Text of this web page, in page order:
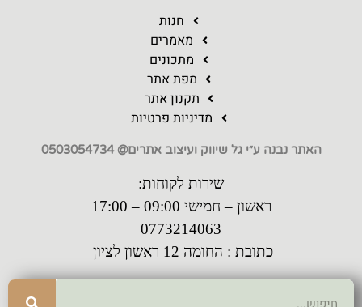
חנות
מאמרים
מתכונים
מפת אתר
תקנון אתר
מדיניות פרטיות
האתר נבנה ע״י גל שיווק ועיצוב אתרים@ 0503054734
שירות לקוחות:
ראשון – חמישי 09:00 – 17:00
0773214063
כתובת : החומה 12 ראשון לציון